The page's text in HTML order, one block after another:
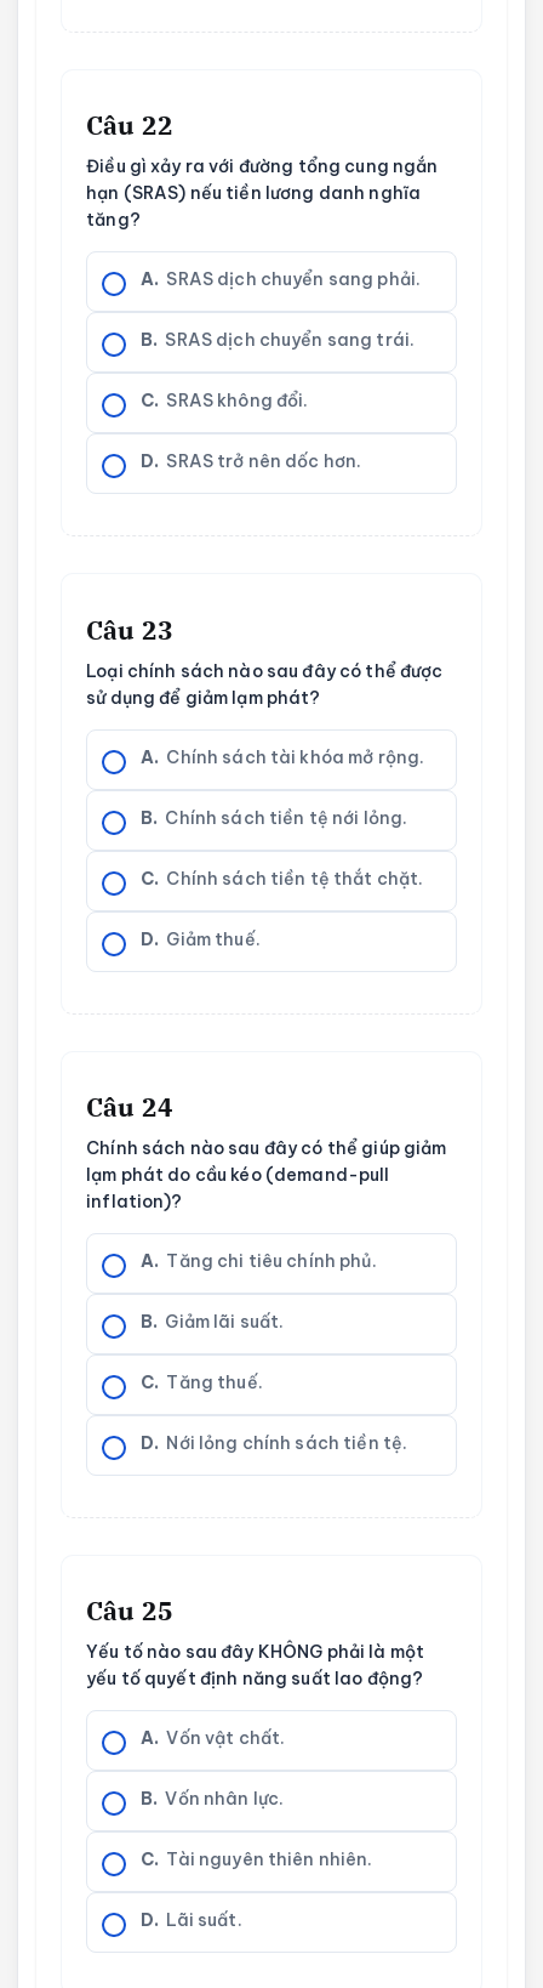
Câu 22
Điều gì xảy ra với đường tổng cung ngắn
hạn (SRAS) nếu tiền lương danh nghĩa
tăng?
A. SRAS dịch chuyển sang phải.
B. SRAS dịch chuyển sang trái.
C. SRAS không đổi.
D. SRAS trở nên dốc hơn.
Câu 23
Loại chính sách nào sau đây có thể được
sử dụng để giảm lạm phát?
A. Chính sách tài khóa mở rộng.
B. Chính sách tiền tệ nới lỏng.
C. Chính sách tiền tệ thắt chặt.
D. Giảm thuế.
Câu 24
Chính sách nào sau đây có thể giúp giảm
lạm phát do cầu kéo (demand-pull
inflation)?
A. Tăng chi tiêu chính phủ.
B. Giảm lãi suất.
C. Tăng thuế.
D. Nới lỏng chính sách tiền tệ.
Câu 25
Yếu tố nào sau đây KHÔNG phải là một
yếu tố quyết định năng suất lao động?
A. Vốn vật chất.
B. Vốn nhân lực.
C. Tài nguyên thiên nhiên.
D. Lãi suất.